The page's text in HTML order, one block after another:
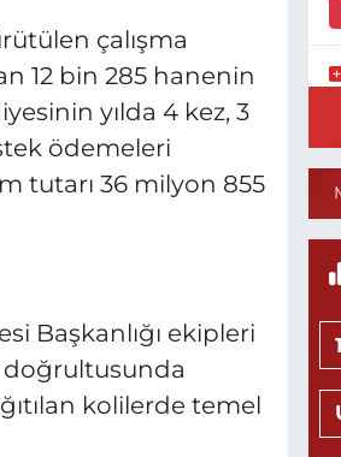
çalışma
12 bin 285 hanenin
yılda 4 kez, 3
ödemeleri
tutarı 36 milyon 855
Başkanlığı ekipleri
doğrultusunda
kolilerde temel